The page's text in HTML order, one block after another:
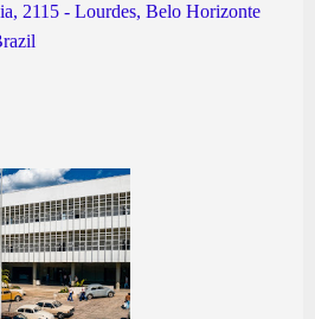
2115 - Lourdes, Belo Horizonte